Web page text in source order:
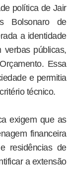
política de Jair
Bolsonaro de
a identidade
públicas,
Essa
e permitia
técnico.
exigem que as
financeira
residências de
a extensão